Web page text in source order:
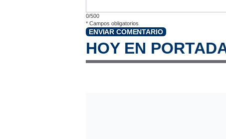
0/500
* Campos obligatorios
ENVIAR COMENTARIO
HOY EN